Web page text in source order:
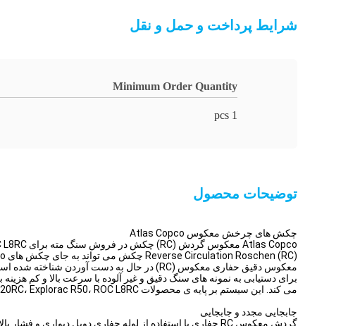
شرایط پرداخت و حمل و نقل
Minimum Order Quantity
1 pcs
توضیحات محصول
چکش های چرخش معکوس Atlas Copco
Atlas Copco معکوس گردش (RC) چکش در فروش سنگ مته برای Explorac R50، ROC L8RC و RD10 راه آهن
Reverse Circulation Roschen (RC) چکش می تواند به جای چکش های RC Atlas Copco باشد.
معکوس دقیق حفاری معکوس (RC) در حال به دست آوردن شناخته شده است و در حال حاضر شایع ترین روش حفاری معدن کاوش استفاده شده در بسیاری از مناطق جهان است.
برای دستیابی به نمونه های سنگ دقیق و غیر آلوده با سرعت بالا و کم
می کند. این سیستم بر پایه ی محصولات Explorac 220RC، Explorac R50، ROC L8RC و RD10 نصب شده است.
جابجایی مجدد و جابجایی
گردش معکوس RC حفاری با استفاده از لوله حفاری دوبل دیواری و فشار بالا هوا برای ارائه بازگشت مداوم تشکیل و نمونه های آب است.